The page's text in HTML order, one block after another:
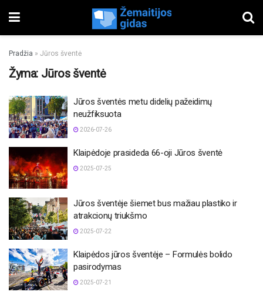
Pradžia » Jūros šventė
Žyma: Jūros šventė
Jūros šventės metu didelių pažeidimų
neužfiksuota
2026-07-26
Klaipėdoje prasideda 66-oji Jūros šventė
2025-07-25
Jūros šventėje šiemet bus mažiau plastiko ir
atrakcionų triukšmo
2025-07-22
Klaipėdos jūros šventėje – Formulės bolido
pasirodymas
2025-07-21